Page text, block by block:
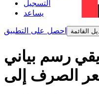
التسجيل
يساعد
احصل على التطبيق
القائمة
رسم بياني